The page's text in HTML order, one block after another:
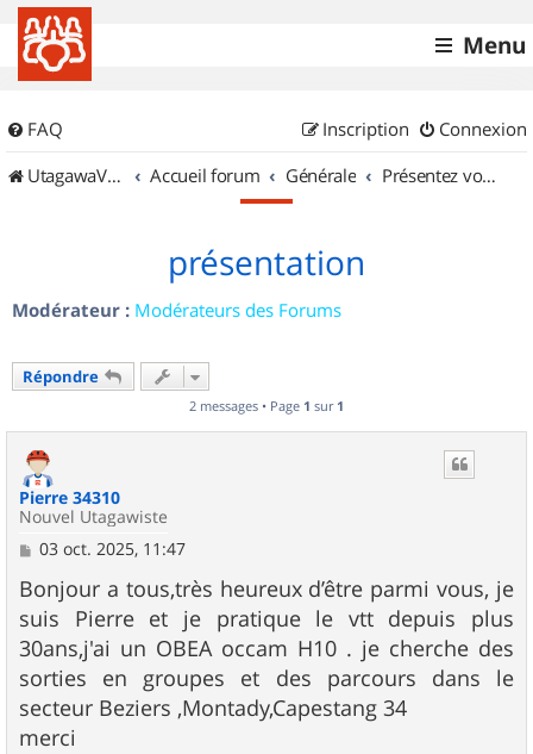
Menu
FAQ Connexion
Inscription
UtagawaVTT (Randos VTT et VTTAE avec traces GPS)
Accueil forum Générale Présentez vous !
présentation
Modérateur : Modérateurs des Forums
Répondre
2 messages • Page 1 sur 1
Pierre 34310
Nouvel Utagawiste
M
s
s
a
g
e
03 oct. 2025, 11:47
Bonjour a tous,très heureux d’être parmi vous, je
suis Pierre et je pratique le vtt depuis plus
30ans,j'ai un OBEA occam H10 . je cherche des
sorties en groupes et des parcours dans le
secteur Beziers ,Montady,Capestang 34
merci